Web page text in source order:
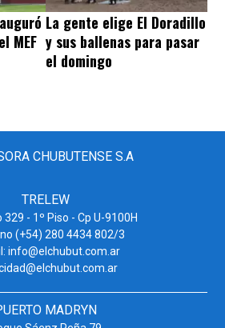
MEF
La gente elige El Doradillo
y sus ballenas para pasar
el domingo
CHUBUTENSE S.A
TRELEW
329 - 1º Piso - Cp U-9100H
(+54) 280 4434 802/3
info@elchubut.com.ar
MADRYN